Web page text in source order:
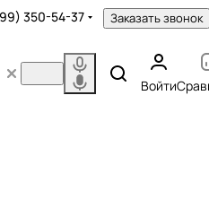
350-54-37 Заказать звонок
Войти